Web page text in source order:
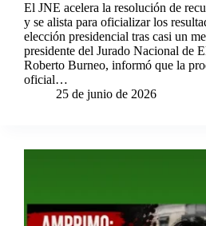
El JNE acelera la resolución de
y se alista para oficializar los
elección presidencial tras casi un
presidente del Jurado Nacional de
Roberto Burneo, informó que la
oficial…
25 de junio de 2026